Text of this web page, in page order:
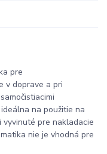
pre
v doprave a pri
na použitie na
pre nakladacie
nie je vhodná pre